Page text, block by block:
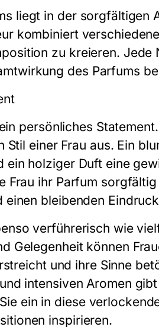
liegt in der sorgfältigen
kombiniert
zu kreieren. Jede
des Parfums
persönliches
einer Frau aus. Ein
holziger Duft eine
Frau ihr Parfum
bleibenden
verführerisch wie
Gelegenheit können
und ihre Sinne
intensiven Aromen
ein in diese
inspirieren.